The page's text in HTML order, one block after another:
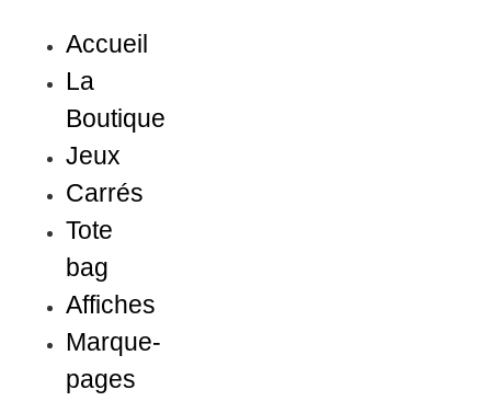
Accueil
La
Boutique
Jeux
Carrés
Tote
bag
Affiches
Marque-
pages